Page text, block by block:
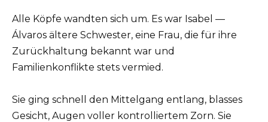
Alle Köpfe wandten sich um. Es war Isabel —
Álvaros ältere Schwester, eine Frau, die für ihre
Zurückhaltung bekannt war und
Familienkonflikte stets vermied.
Sie ging schnell den Mittelgang entlang, blasses
Gesicht, Augen voller kontrolliertem Zorn. Sie